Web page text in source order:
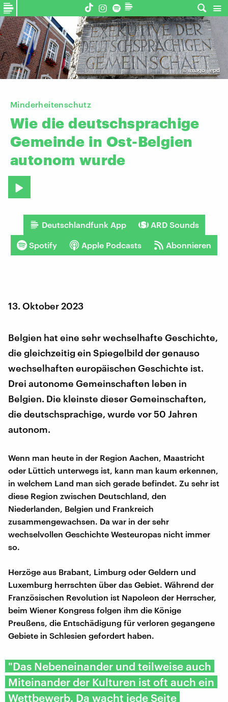
©imago | epd
Minderheitenschutz
Wie die deutschsprachige
Gemeinde in Ost-Belgien
autonom wurde
Deutschlandfunk App ARD Sounds
Spotify Apple Podcasts Abonnieren
13. Oktober 2023
Belgien hat eine sehr wechselhafte Geschichte,
die gleichzeitig ein Spiegelbild der genauso
wechselhaften europäischen Geschichte ist.
Drei autonome Gemeinschaften leben in
Belgien. Die kleinste dieser Gemeinschaften,
die deutschsprachige, wurde vor 50 Jahren
autonom.
Wenn man heute in der Region Aachen, Maastricht
oder Lüttich unterwegs ist, kann man kaum erkennen,
in welchem Land man sich gerade befindet. Zu sehr ist
diese Region zwischen Deutschland, den
Niederlanden, Belgien und Frankreich
zusammengewachsen. Da war in der sehr
wechselvollen Geschichte Westeuropas nicht immer
so.
Herzöge aus Brabant, Limburg oder Geldern und
Luxemburg herrschten über das Gebiet. Während der
Französischen Revolution ist Napoleon der Herrscher,
beim Wiener Kongress folgen ihm die Könige
Preußens, die Entschädigung für verloren gegangene
Gebiete in Schlesien gefordert haben.
"Das Nebeneinander und teilweise auch
Miteinander der Kulturen ist oft auch ein
Wettbewerb. Da wacht jede Seite